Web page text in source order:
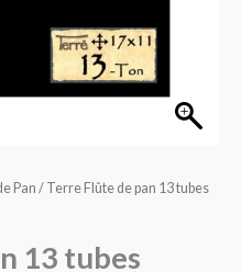
Pan / Terre Flûte de pan 13 tubes
13 tubes